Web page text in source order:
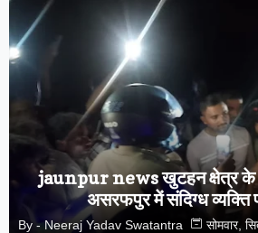
jaunpur news खुटहन क्षेत्र के
असरफपुर में संदिग्ध व्यक्ति
By - Neeraj Yadav Swatantra सोमवार,